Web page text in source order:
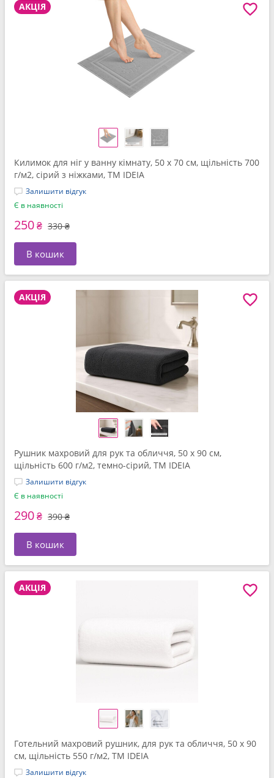
АКЦІЯ
Килимок для ніг у ванну кімнату, 50 x 70 см, щільність 700
г/м2, сірий з ніжками, ТМ IDEIA
Залишити відгук
Є в наявності
250₴ 330 ₴
В кошик
АКЦІЯ
Рушник махровий для рук та обличчя, 50 x 90 см,
щільність 600 г/м2, темно-сірий, ТМ IDEIA
Залишити відгук
Є в наявності
290₴ 390 ₴
В кошик
АКЦІЯ
Готельний махровий рушник, для рук та обличчя, 50 x 90
см, щільність 550 г/м2, ТМ IDEIA
Залишити відгук